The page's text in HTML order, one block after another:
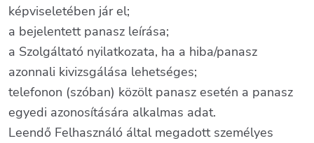
képviseletében jár el;
a bejelentett panasz leírása;
a Szolgáltató nyilatkozata, ha a hiba/panasz
azonnali kivizsgálása lehetséges;
telefonon (szóban) közölt panasz esetén a panasz
egyedi azonosítására alkalmas adat.
Leendő Felhasználó által megadott személyes